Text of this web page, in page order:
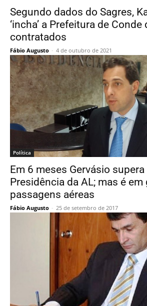
Segundo dados do Sagres,
‘incha’ a Prefeitura de Conde
contratados
Fábio Augusto - 4 de outubro de 2021
Política
Em 6 meses Gervásio
Presidência da AL; mas é
passagens aéreas
Fábio Augusto - 25 de setembro de 2017